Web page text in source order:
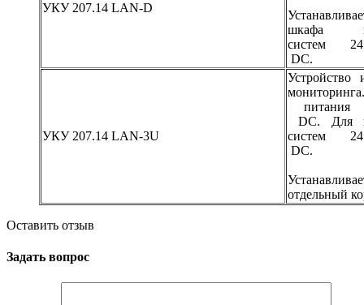
УКУ 207.14 LAN-D
шкафа
систем
DC.
УКУ 207.14 LAN-3U
Устройство
DC. Для
систем
DC.
отдельный
Оставить отзыв
Задать вопрос